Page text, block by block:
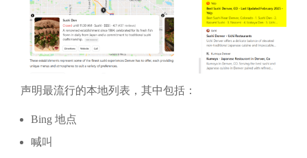
声明最流行的本地列表，其中包括：
Bing 地点
喊叫